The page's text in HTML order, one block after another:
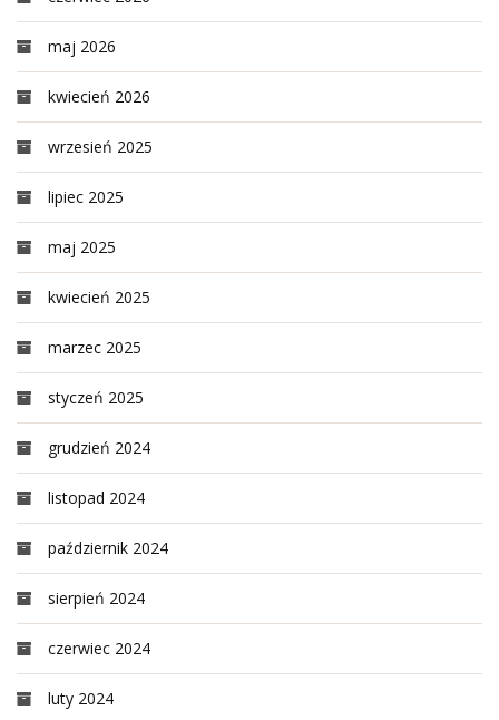
maj 2026
kwiecień 2026
wrzesień 2025
lipiec 2025
maj 2025
kwiecień 2025
marzec 2025
styczeń 2025
grudzień 2024
listopad 2024
październik 2024
sierpień 2024
czerwiec 2024
luty 2024